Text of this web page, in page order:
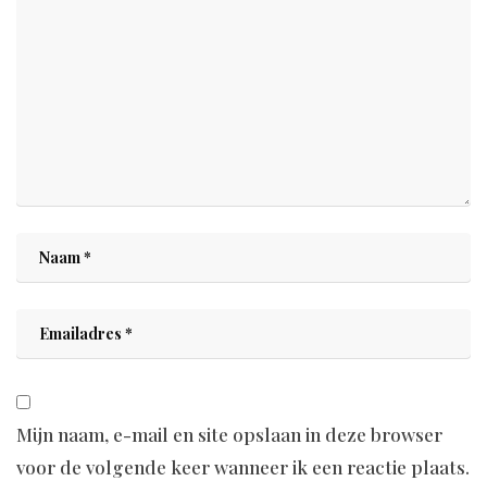
Mijn naam, e-mail en site opslaan in deze browser
voor de volgende keer wanneer ik een reactie plaats.